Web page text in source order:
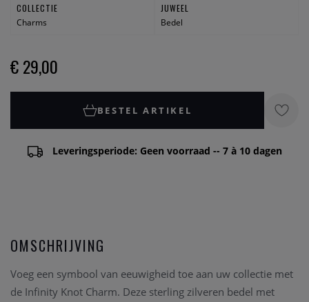
COLLECTIE
Charms
JUWEEL
Bedel
€ 29,00
BESTEL ARTIKEL
Leveringsperiode: Geen voorraad -- 7 à 10 dagen
OMSCHRIJVING
Voeg een symbool van eeuwigheid toe aan uw collectie met
de Infinity Knot Charm. Deze sterling zilveren bedel met